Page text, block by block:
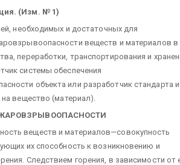
(Изм. № 1)
необходимых и достаточных для
веществ и материалов в
переработки, транспортирования и
системы обеспечения
объекта или разработчик стандарта и
на вещество (материал).
веществ и материалов—совокупность
их способность к возникновению и
Следствием горения, в зависимости от